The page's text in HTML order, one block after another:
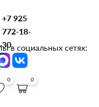
+7 925
772-18-
30в социальных сетях:
0 0